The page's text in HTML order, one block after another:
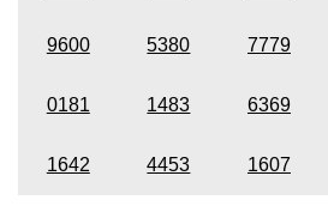
9600 5380 7779
0181 1483 6369
1642 4453 1607